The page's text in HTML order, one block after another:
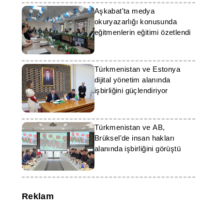
Aşkabat'ta medya
okuryazarlığı konusunda
eğitmenlerin eğitimi özetlendi
Türkmenistan ve Estonya
dijital yönetim alanında
işbirliğini güçlendiriyor
Türkmenistan ve AB,
Brüksel'de insan hakları
alanında işbirliğini görüştü
Reklam